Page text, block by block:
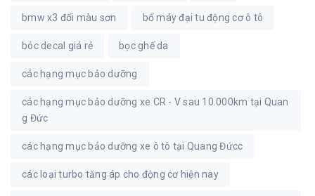
bmw x3 đổi màu sơn bổ máy đại tu động cơ ô tô
bóc decal giá rẻ bọc ghế da
các hạng mục bảo dưỡng
các hạng mục bảo dưỡng xe CR - V sau 10.000km tại Quan
g Đức
các hạng mục bảo dưỡng xe ô tô tại Quang Đứcc
các loại turbo tăng áp cho động cơ hiện nay